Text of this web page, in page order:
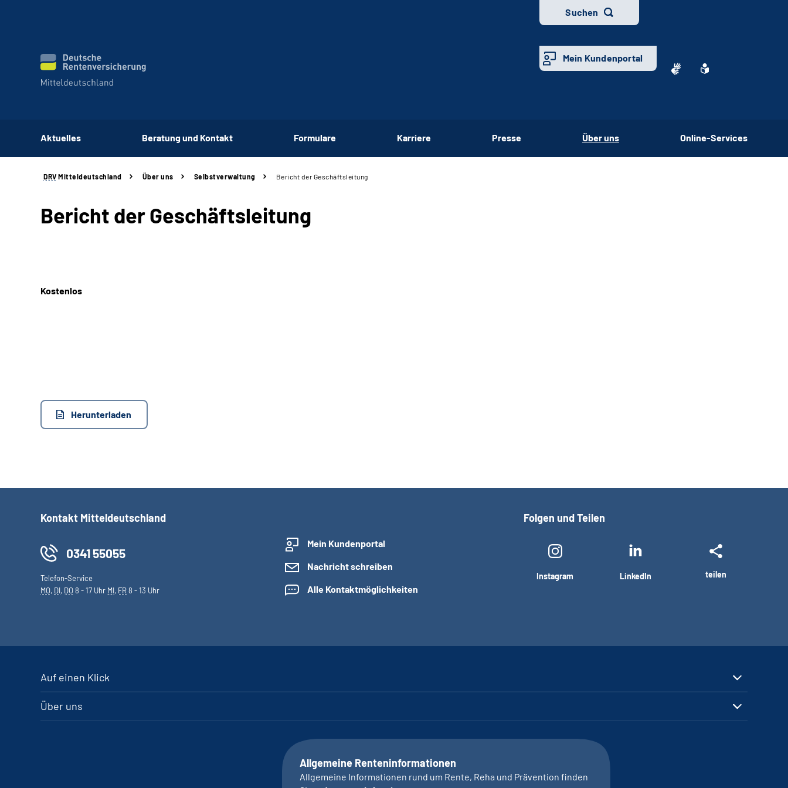
Suchen
Mein Kundenportal
Aktuelles Beratung und Kontakt Formulare Karriere Presse Über uns Online-Services
DRV Mitteldeutschland Über uns Selbstverwaltung Bericht der Geschäftsleitung
Bericht der Geschäftsleitung
Kostenlos
Herunterladen
Kontakt Mitteldeutschland
0341 55055
Telefon-Service
MO, DI, DO8 - 17 Uhr MI, FR8 - 13 Uhr
Mein Kundenportal
Nachricht schreiben
Alle Kontaktmöglichkeiten
Folgen und Teilen
Instagram LinkedIn teilen
Auf einen Klick
Über uns
Allgemeine Renteninformationen
Allgemeine Informationen rund um Rente, Reha und Prävention finden